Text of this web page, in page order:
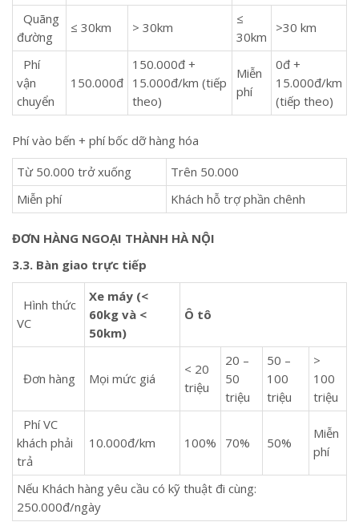
Quãng
đường
≤ 30km > 30km
≤
30km
>30 km
Phí
vận
chuyển
150.000đ
150.000đ +
15.000đ/km (tiếp
theo)
Miễn
phí
0đ +
15.000đ/km
(tiếp theo)
Phí vào bến + phí bốc dỡ hàng hóa
Từ 50.000 trở xuống
Trên 50.000
Miễn phí
Khách hỗ trợ phần chênh
ĐƠN HÀNG NGOẠI THÀNH HÀ NỘI
3.3. Bàn giao trực tiếp
Hình thức
VC
Xe máy (<
60kg và <
50km)
Ô tô
Đơn hàng Mọi mức giá
< 20
triệu
20 –
50
triệu
50 –
100
triệu
>
100
triệu
Phí VC
khách phải
trả
10.000đ/km 100% 70% 50%
Miễn
phí
Nếu Khách hàng yêu cầu có kỹ thuật đi cùng:
250.000đ/ngày